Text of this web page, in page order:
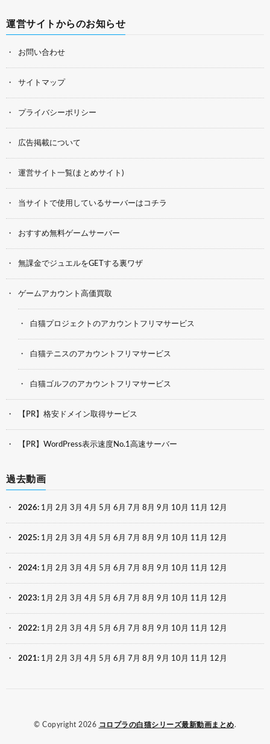
運営サイトからのお知らせ
お問い合わせ
サイトマップ
プライバシーポリシー
広告掲載について
運営サイト一覧(まとめサイト)
当サイトで使用しているサーバーはコチラ
おすすめ無料ゲームサーバー
無課金でジュエルをGETする裏ワザ
ゲームアカウント高価買取
白猫プロジェクトのアカウントフリマサービス
白猫テニスのアカウントフリマサービス
白猫ゴルフのアカウントフリマサービス
【PR】格安ドメイン取得サービス
【PR】WordPress表示速度No.1高速サーバー
過去動画
2026: 1月 2月 3月 4月 5月 6月 7月 8月 9月 10月 11月 12月
2025: 1月 2月 3月 4月 5月 6月 7月 8月 9月 10月 11月 12月
2024: 1月 2月 3月 4月 5月 6月 7月 8月 9月 10月 11月 12月
2023: 1月 2月 3月 4月 5月 6月 7月 8月 9月 10月 11月 12月
2022: 1月 2月 3月 4月 5月 6月 7月 8月 9月 10月 11月 12月
2021: 1月 2月 3月 4月 5月 6月 7月 8月 9月 10月 11月 12月
© Copyright 2026 コロプラの白猫シリーズ最新動画まとめ.